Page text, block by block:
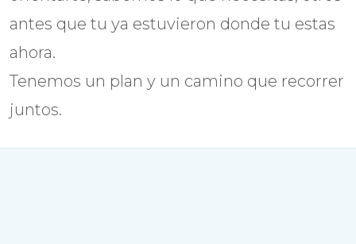
antes que tu ya estuvieron donde tu estas
ahora.
Tenemos un plan y un camino que recorrer
juntos.